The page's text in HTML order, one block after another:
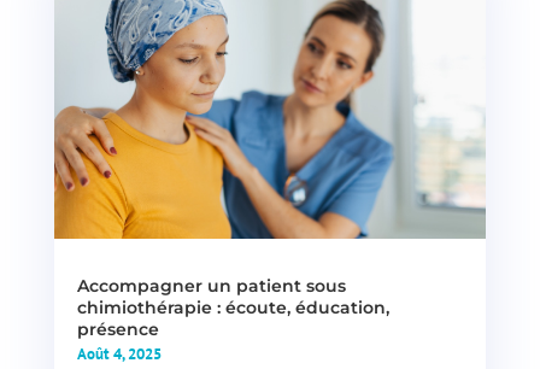
Accompagner un patient sous
chimiothérapie : écoute, éducation,
présence
Août 4, 2025